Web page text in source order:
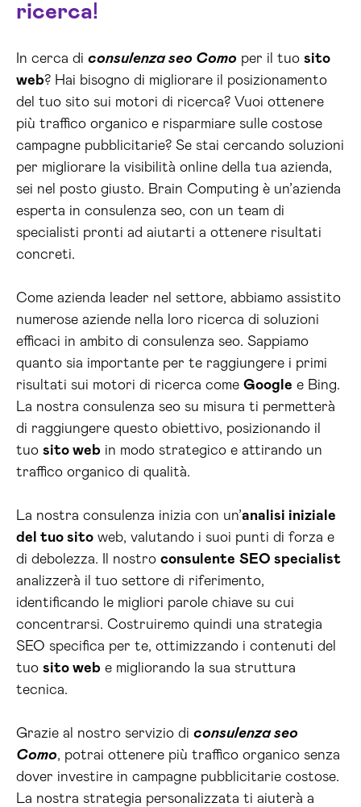
ricerca!
In cerca di consulenza seo Como per il tuo sito
web? Hai bisogno di migliorare il posizionamento
del tuo sito sui motori di ricerca? Vuoi ottenere
più traffico organico e risparmiare sulle costose
campagne pubblicitarie? Se stai cercando soluzioni
per migliorare la visibilità online della tua azienda,
sei nel posto giusto. Brain Computing è un’azienda
esperta in consulenza seo, con un team di
specialisti pronti ad aiutarti a ottenere risultati
concreti.
Come azienda leader nel settore, abbiamo assistito
numerose aziende nella loro ricerca di soluzioni
efficaci in ambito di consulenza seo. Sappiamo
quanto sia importante per te raggiungere i primi
risultati sui motori di ricerca come Google e Bing.
La nostra consulenza seo su misura ti permetterà
di raggiungere questo obiettivo, posizionando il
tuo sito web in modo strategico e attirando un
traffico organico di qualità.
La nostra consulenza inizia con un’analisi iniziale
del tuo sito web, valutando i suoi punti di forza e
di debolezza. Il nostro consulente SEO specialist
analizzerà il tuo settore di riferimento,
identificando le migliori parole chiave su cui
concentrarsi. Costruiremo quindi una strategia
SEO specifica per te, ottimizzando i contenuti del
tuo sito web e migliorando la sua struttura
tecnica.
Grazie al nostro servizio di consulenza seo
Como, potrai ottenere più traffico organico senza
dover investire in campagne pubblicitarie costose.
La nostra strategia personalizzata ti aiuterà a